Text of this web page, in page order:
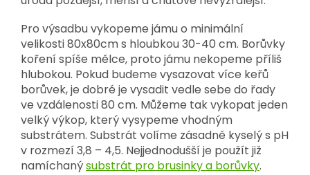
Pro výsadbu vykopeme jámu o minimální
velikosti 80x80cm s hloubkou 30-40 cm. Borůvky
koření spíše mělce, proto jámu nekopeme příliš
hlubokou. Pokud budeme vysazovat více keřů
borůvek, je dobré je vysadit vedle sebe do řady
ve vzdálenosti 80 cm. Můžeme tak vykopat jeden
velký výkop, který vysypeme vhodným
substrátem. Substrát volíme zásadně kyselý s pH
v rozmezí 3,8 – 4,5. Nejjednodušší je použít již
namíchanýsubstrát pro brusinky a borůvky.